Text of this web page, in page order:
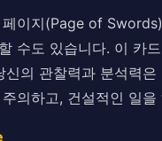
페이지(Page of
수도 있습니다. 이 카
신의 관찰력과 분석력
의하고, 건설적인 일